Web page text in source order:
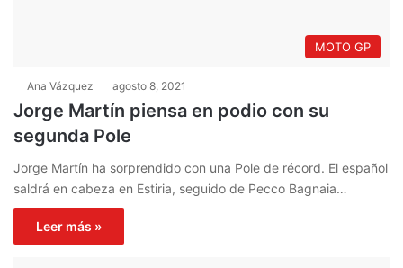
MOTO GP
Ana Vázquez agosto 8, 2021
Jorge Martín piensa en podio con su
segunda Pole
Jorge Martín ha sorprendido con una Pole de récord. El español
saldrá en cabeza en Estiria, seguido de Pecco Bagnaia…
Leer más »